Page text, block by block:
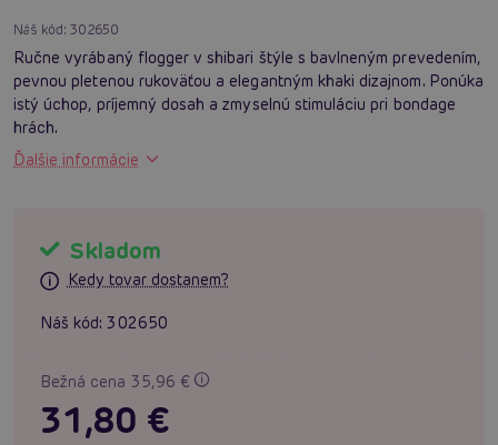
Náš kód:302650
Ručne vyrábaný flogger v shibari štýle s bavlneným prevedením,
pevnou pletenou rukoväťou a elegantným khaki dizajnom. Ponúka
istý úchop, príjemný dosah a zmyselnú stimuláciu pri bondage
hrách.
Ďalšie informácie
Skladom
Kedy tovar dostanem?
Náš kód: 302650
Bežná cena 35,96 €
31,80 €